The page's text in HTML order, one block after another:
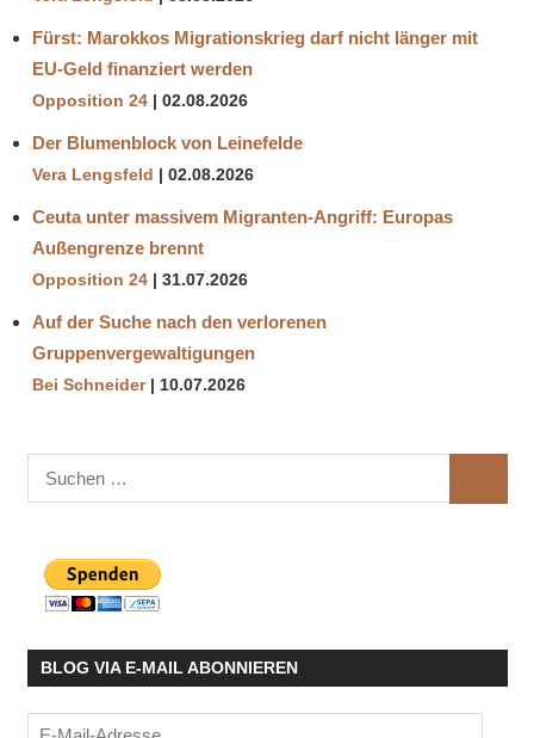
Fürst: Marokkos Migrationskrieg darf nicht länger mit
EU-Geld finanziert werden
Opposition 24 02.08.2026
Der Blumenblock von Leinefelde
Vera Lengsfeld 02.08.2026
Ceuta unter massivem Migranten-Angriff: Europas
Außengrenze brennt
Opposition 24 31.07.2026
Auf der Suche nach den verlorenen
Gruppenvergewaltigungen
Bei Schneider 10.07.2026
Suchen
nach:
BLOG VIA E-MAIL ABONNIEREN
E-